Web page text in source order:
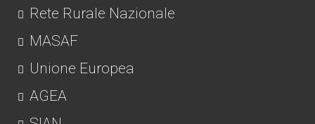
Rete Rurale Nazionale
MASAF
Unione Europea
AGEA